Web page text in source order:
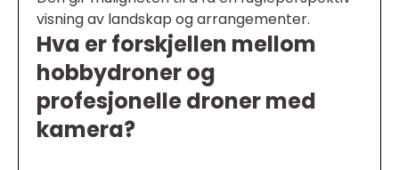
visning av landskap og arrangementer.
Hva er forskjellen mellom
hobbydroner og
profesjonelle droner med
kamera?